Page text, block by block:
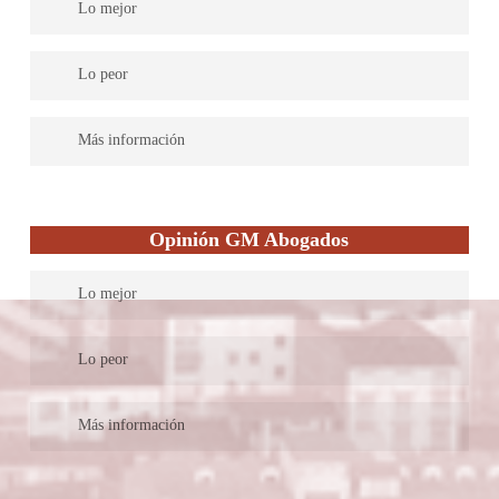
fundamental.
Lo mejor
Derecho para dar una asistencia legal completa. Su servicio es
Lo peor
Más información
una manera sencilla, accesible y eficaz; utilizando tecnología
calidad, omnicanal, en tiempo real, en cualquier momento y
lugar, anticipándonos a sus problemas y resolviendo un millón
de consultas cada año, a través de más de 800 abogados y una
red nacional de 277 despachos por toda España.
Opinión GM Abogados
Lo mejor
En GM Abogados, nuestra mayor fortaleza reside en el alto
nivel de especialización de nuestros profesionales y en nuestro
compromiso absoluto con el cliente. Nuestra experiencia en
diversas áreas del derecho nos permite proporcionar una asesoría
jurídica de primera calidad, y nuestro enfoque personalizado
garantiza que cada cliente reciba una atención meticulosa y
Lo peor
Si tuviéramos que señalar un área de mejora para nuestro
despacho, esta sería probablemente el ritmo a veces vertiginoso
del sector legal. Aunque nos enorgullece ser un equipo de
profesionales altamente dedicados y comprometidos, somos
Más información
GM Abogados es un despacho de abogados multidisciplinar con